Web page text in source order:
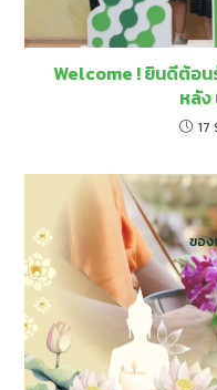
Welcome ! ยินดีต้อ
หลัง
17